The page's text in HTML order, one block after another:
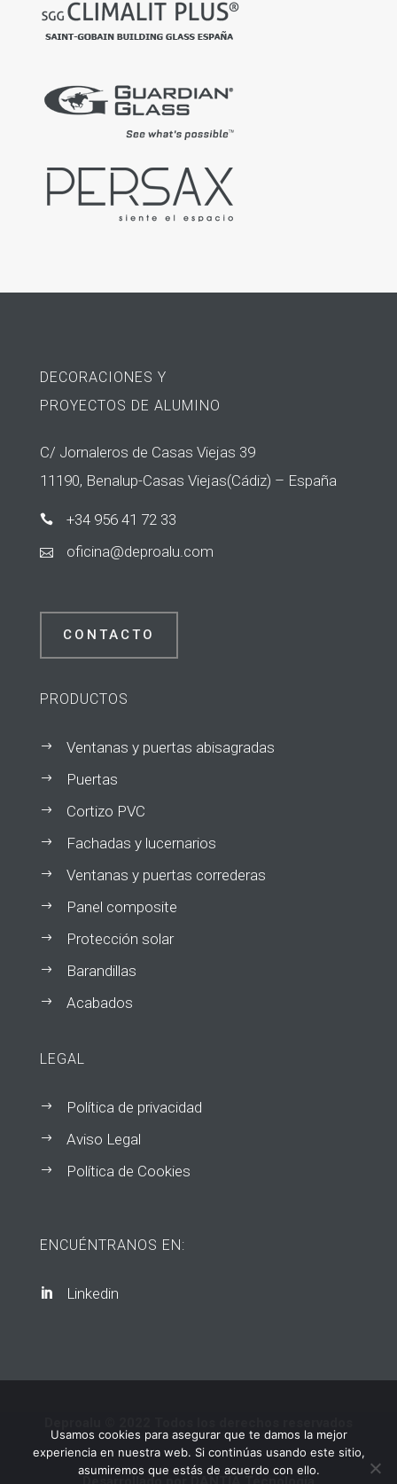
DECORACIONES Y
PROYECTOS DE ALUMINO
C/ Jornaleros de Casas Viejas 39
11190, Benalup-Casas Viejas(Cádiz) – España
 +34 956 41 72 33
 moc.u
laorp
ed@an
icifo
CONTACTO
PRODUCTOS
$ Ventanas y puertas abisagradas
$ Puertas
$ Cortizo PVC
$ Fachadas y lucernarios
$ Ventanas y puertas correderas
$ Panel composite
$ Protección solar
$ Barandillas
$ Acabados
LEGAL
$ Política de privacidad
$ Aviso Legal
$ Política de Cookies
ENCUÉNTRANOS EN:
 Linkedin
Usamos cookies para asegurar que te damos la mejor
experiencia en nuestra web. Si continúas usando este sitio,
asumiremos que estás de acuerdo con ello.